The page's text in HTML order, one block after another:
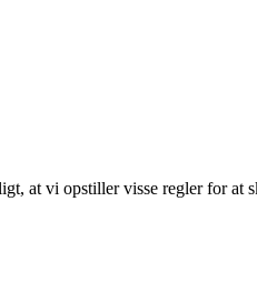
at vi opstiller visse regler for at